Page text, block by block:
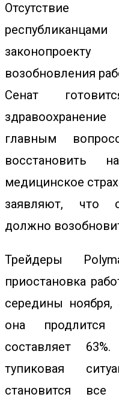
Отсутствие
возобновления
Сенат
главным
восстановить
медицинское
заявляют, что
должно
Трейдеры
приостановка
середины ноября,
она
составляет
тупиковая
становится все